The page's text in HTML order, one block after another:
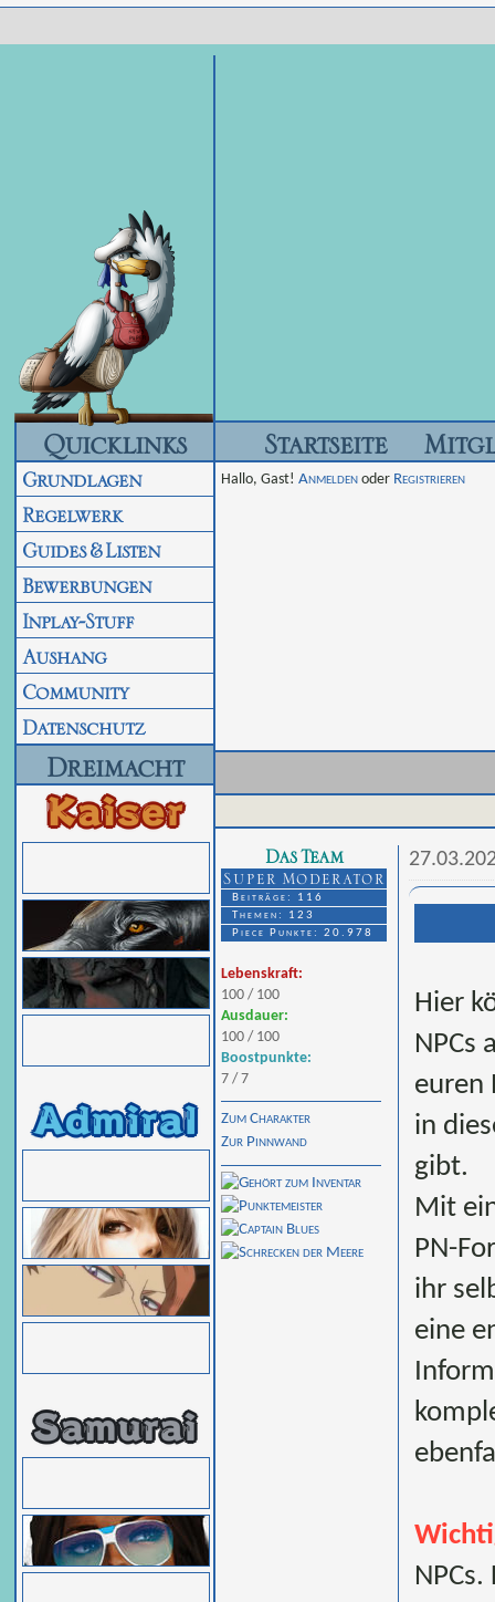
Quicklinks
Grundlagen
Regelwerk
Guides & Listen
Bewerbungen
Inplay-Stuff
Aushang
Community
Datenschutz
Dreimacht
Startseite
Hallo, Gast! Anmelden oder Registrieren
Das Team
Super Moderator
Beiträge: 116
Themen: 123
Piece Punkte: 20.978
Lebenskraft:
100 / 100
Ausdauer:
100 / 100
Boostpunkte:
7 / 7
Zum Charakter
Zur Pinnwand
Hier
NPCs
euren
in
gibt.
Mit
PN-
ihr
eine